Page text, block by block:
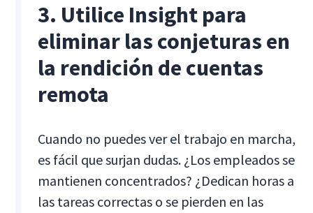
3. Utilice Insight para
eliminar las conjeturas en
la rendición de cuentas
remota
Cuando no puedes ver el trabajo en marcha,
es fácil que surjan dudas. ¿Los empleados se
mantienen concentrados? ¿Dedican horas a
las tareas correctas o se pierden en las